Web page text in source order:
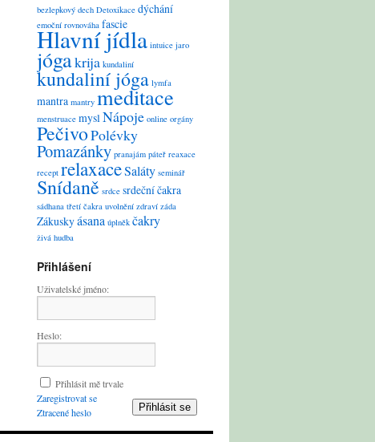
bezlepkový dech Detoxikace dýchání
emoční rovnováha fascie
Hlavní jídla intuice jaro
jógakrija kundaliní
kundaliní jóga lymfa
mantra mantry meditace
menstruace myslNápoje online orgány
PečivoPolévky
Pomazánky pranajám páteř reaxace
recept relaxaceSaláty seminář
Snídaně srdce srdeční čakra
sádhana třetí čakra uvolnění zdraví záda
Zákuskyásana úplněk čakry
živá hudba
Přihlášení
Uživatelské jméno:
Heslo:
Přihlásit mě trvale
Přihlásit se
Zaregistrovat se
Ztracené heslo